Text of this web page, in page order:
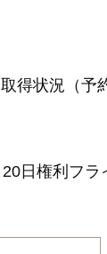
得状況（予
日権利フ